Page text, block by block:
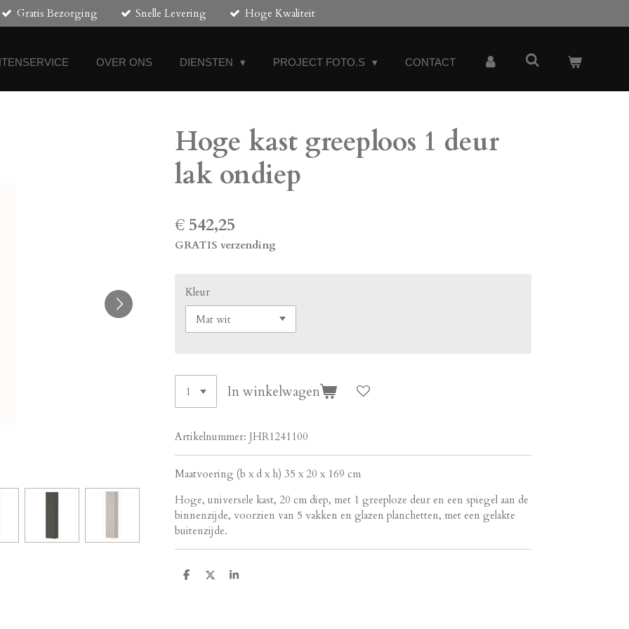
Gratis Bezorging Snelle Levering Hoge Kwaliteit
OVER ONS DIENSTEN PROJECT FOTO.S CONTACT
Hoge kast greeploos 1 deur
lak ondiep
€ 542,25
GRATIS verzending
Kleur
In winkelwagen
Artikelnummer: JHR1241100
Maatvoering (b x d x h) 35 x 20 x 169 cm
Hoge, universele kast, 20 cm diep, met 1 greeploze deur en een spiegel aan de
binnenzijde, voorzien van 5 vakken en glazen planchetten, met een gelakte
buitenzijde.
D
D
S